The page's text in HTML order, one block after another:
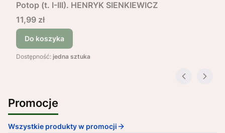
Potop (t. I-III). HENRYK SIENKIEWICZ
Cena
11,99 zł
Do koszyka
Dostępność: jedna sztuka
Promocje
Wszystkie produkty w promocji